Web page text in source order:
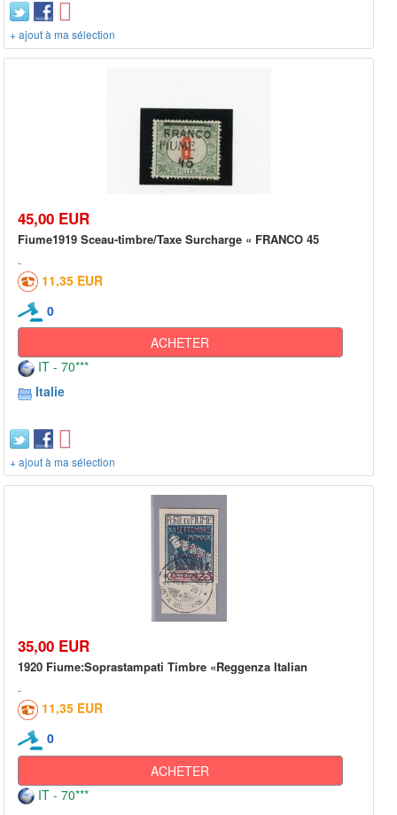
+ ajout à ma sélection
45,00 EUR
Fiume1919 Sceau-timbre/Taxe Surcharge « FRANCO 45
11,35 EUR
0
ACHETER
IT - 70***
Italie
+ ajout à ma sélection
35,00 EUR
1920 Fiume:Soprastampati Timbre «Reggenza Italian
11,35 EUR
0
ACHETER
IT - 70***